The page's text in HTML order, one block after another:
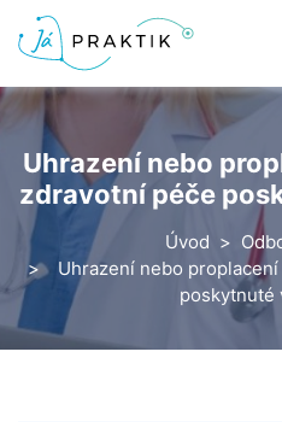
Uhrazení nebo
zdravotní péče
Úvod
Uhrazení nebo
poskytnuté